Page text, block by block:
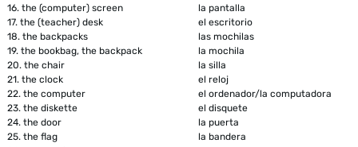
16. the (computer) screen
la pantalla
17. the (teacher) desk
el escritorio
18. the backpacks
las mochilas
19. the bookbag, the backpack
la mochila
20. the chair
la silla
21. the clock
el reloj
22. the computer
el ordenador/la computadora
23. the diskette
el disquete
24. the door
la puerta
25. the flag
la bandera